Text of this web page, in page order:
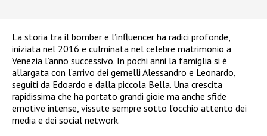
La storia tra il bomber e l’influencer ha radici profonde,
iniziata nel 2016 e culminata nel celebre matrimonio a
Venezia l’anno successivo. In pochi anni la famiglia si è
allargata con l’arrivo dei gemelli Alessandro e Leonardo,
seguiti da Edoardo e dalla piccola Bella. Una crescita
rapidissima che ha portato grandi gioie ma anche sfide
emotive intense, vissute sempre sotto l’occhio attento dei
media e dei social network.